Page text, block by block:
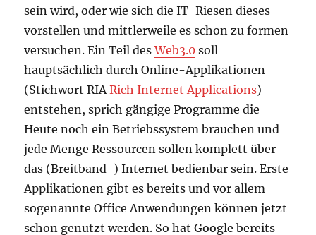
sein wird, oder wie sich die IT-Riesen dieses
vorstellen und mittlerweile es schon zu formen
versuchen. Ein Teil desWeb3.0 soll
hauptsächlich durch Online-Applikationen
(Stichwort RIARich Internet Applications)
entstehen, sprich gängige Programme die
Heute noch ein Betriebssystem brauchen und
jede Menge Ressourcen sollen komplett über
das (Breitband-) Internet bedienbar sein. Erste
Applikationen gibt es bereits und vor allem
sogenannte Office Anwendungen können jetzt
schon genutzt werden. So hat Google bereits